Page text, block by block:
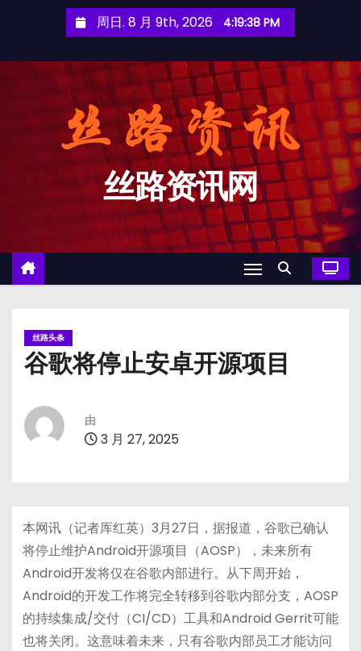
周日. 8 月 9th, 2026 4:19:39 PM
丝路资讯网
丝路头条
谷歌将停止安卓开源项目
由
3 月 27, 2025
本网讯（记者厍红英）3月27日，据报道，谷歌已确认
将停止维护Android开源项目（AOSP），未来所有
Android开发将仅在谷歌内部进行。从下周开始，
Android的开发工作将完全转移到谷歌内部分支，AOSP
的持续集成/交付（CI/CD）工具和Android Gerrit可能
也将关闭。这意味着未来，只有谷歌内部员工才能访问